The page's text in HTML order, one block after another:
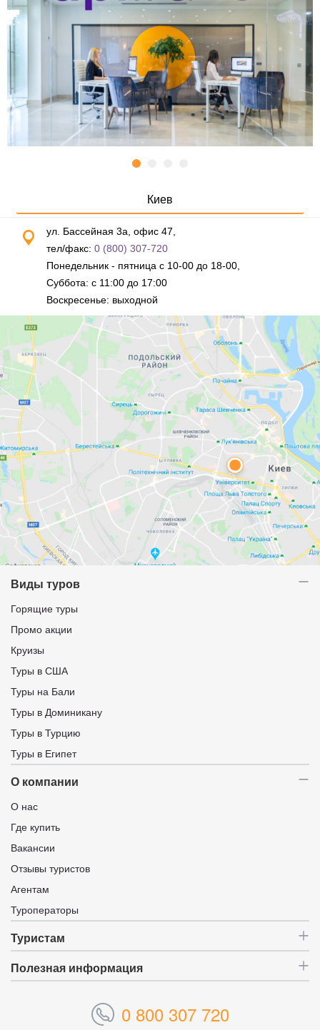
Киев
ул. Бассейная 3а, офис 47,
тел/факс: 0 (800) 307-720
Понедельник - пятница с 10-00 до 18-00,
Суббота: с 11:00 до 17:00
Воскресенье: выходной
Виды туров
Горящие туры
Промо акции
Круизы
Туры в США
Туры на Бали
Туры в Доминикану
Туры в Турцию
Туры в Египет
О компании
О нас
Где купить
Вакансии
Отзывы туристов
Агентам
Туроператоры
Туристам
Полезная информация
0 800 307 720